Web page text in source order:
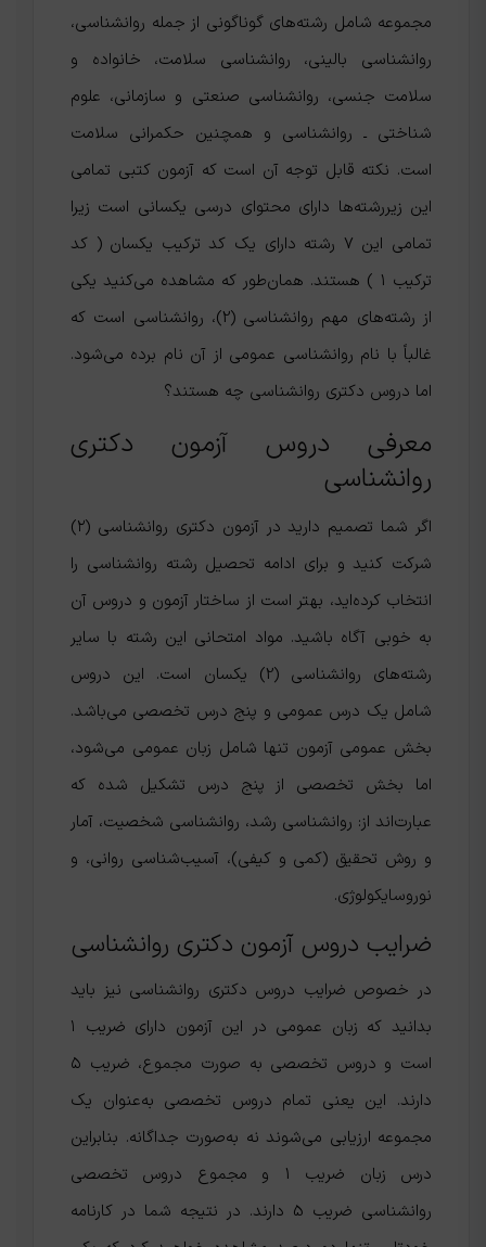
مجموعه شامل رشته‌های گوناگونی از جمله روانشناسی،
روانشناسی بالینی، روانشناسی سلامت، خانواده و
سلامت جنسی، روانشناسی صنعتی و سازمانی، علوم
شناختی ـ روانشناسی و همچنین حکمرانی سلامت
است. نکته قابل توجه آن است که آزمون کتبی تمامی
این زیررشته‌ها دارای محتوای درسی یکسانی است زیرا
تمامی این 7 رشته دارای یک کد ترکیب یکسان ( کد
ترکیب 1 ) هستند. همان‌طور که مشاهده می‌کنید یکی
از رشته‌های مهم روانشناسی (2)، روانشناسی است که
غالباً با نام روانشناسی عمومی از آن نام برده می‌شود.
اما دروس دکتری روانشناسی چه هستند؟
معرفی دروس آزمون دکتری
روانشناسی
اگر شما تصمیم دارید در آزمون دکتری روانشناسی (۲)
شرکت کنید و برای ادامه تحصیل رشته روانشناسی را
انتخاب کرده‌اید، بهتر است از ساختار آزمون و دروس آن
به خوبی آگاه باشید. مواد امتحانی این رشته با سایر
رشته‌های روانشناسی (2) یکسان است. این دروس
شامل یک درس عمومی و پنج درس تخصصی می‌باشد.
بخش عمومی آزمون تنها شامل زبان عمومی می‌شود،
اما بخش تخصصی از پنج درس تشکیل شده که
عبارت‌اند از: روانشناسی رشد، روانشناسی شخصیت، آمار
و روش تحقیق (کمی و کیفی)، آسیب‌شناسی روانی، و
نوروسایکولوژی.
ضرایب دروس آزمون دکتری روانشناسی
در خصوص ضرایب دروس دکتری روانشناسی نیز باید
بدانید که زبان عمومی در این آزمون دارای ضریب ۱
است و دروس تخصصی به صورت مجموع، ضریب ۵
دارند. این یعنی تمام دروس تخصصی به‌عنوان یک
مجموعه ارزیابی می‌شوند نه به‌صورت جداگانه. بنابراین
درس زبان ضریب 1 و مجموع دروس تخصصی
روانشناسی ضریب 5 دارند. در نتیجه شما در کارنامه